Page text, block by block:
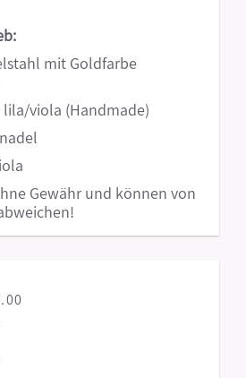
mit Goldfarbe
lila/viola (Handmade)
Gewähr und können von